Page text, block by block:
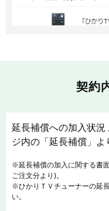
契約
延長補償への加入状況
ジ内の「延長補償」よ
※延長補償の加入に関する書
ご注文分より)。
※ひかりＴＶチューナーの延
い。